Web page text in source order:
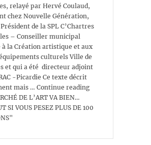
relayé par Hervé Coulaud,
chez Nouvelle Génération,
de la SPL C’Chartres
– Conseiller municipal
à la Création artistique et aux
culturels Ville de
et qui a été directeur adjoint
-Picardie Ce texte décrit
mais … Continue reading
DE L’ART VA BIEN…
SI VOUS PESEZ PLUS DE 100